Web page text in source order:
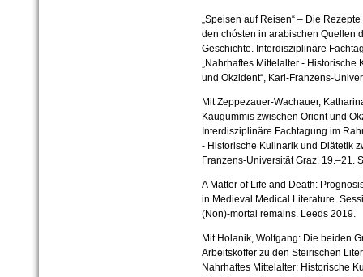
„Speisen auf Reisen“ – Die
den chósten in arabischen Quellen
Geschichte. Interdisziplinäre
„Nahrhaftes Mittelalter -
und Okzident“, Karl-Franzens-
Mit Zeppezauer-Wachauer,
Kaugummis zwischen Orient und
Interdisziplinäre Fachtagung im
- Historische Kulinarik und Diätetik
Franzens-Universität Graz. 19.‒21.
A Matter of Life and Death:
in Medieval Medical Literature.
(Non)-mortal remains. Leeds 2019.
Mit Holanik, Wolfgang: Die beiden
Arbeitskoffer zu den Steirischen
Nahrhaftes Mittelalter: Historische